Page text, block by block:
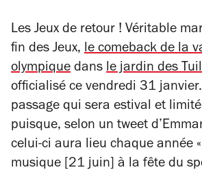
Les Jeux de retour ! Véritable
fin des Jeux, lecomebackde la
olympique dans le jardin des
officialisé ce vendredi 31
passage qui sera estival et
puisque, selon un tweet
celui-ci aura lieu chaque année
musique [21 juin] à la fête du